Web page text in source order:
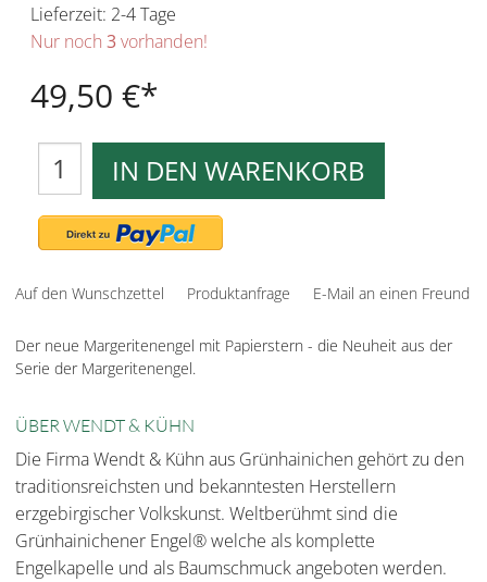
Lieferzeit: 2-4 Tage
Nur noch 3vorhanden!
49,50 €
IN DEN WARENKORB
Auf den Wunschzettel Produktanfrage E-Mail an einen Freund
Der neue Margeritenengel mit Papierstern - die Neuheit aus der
Serie der Margeritenengel.
ÜBER WENDT & KÜHN
Die Firma Wendt & Kühn aus Grünhainichen gehört zu den
traditionsreichsten und bekanntesten Herstellern
erzgebirgischer Volkskunst. Weltberühmt sind die
Grünhainichener Engel® welche als komplette
Engelkapelle und als Baumschmuck angeboten werden.